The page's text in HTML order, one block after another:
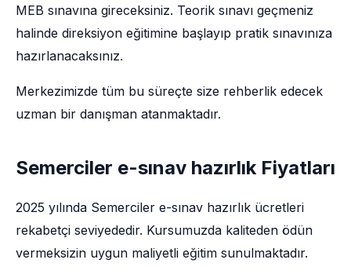
MEB sınavına gireceksiniz. Teorik sınavı geçmeniz
halinde direksiyon eğitimine başlayıp pratik sınavınıza
hazırlanacaksınız.
Merkezimizde tüm bu süreçte size rehberlik edecek
uzman bir danışman atanmaktadır.
Semerciler e-sınav hazırlık Fiyatları
2025 yılında Semerciler e-sınav hazırlık ücretleri
rekabetçi seviyededir. Kursumuzda kaliteden ödün
vermeksizin uygun maliyetli eğitim sunulmaktadır.